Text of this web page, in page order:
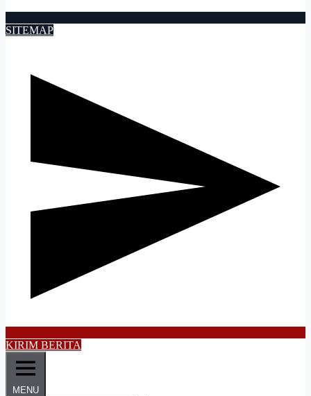
SITEMAP
KIRIM BERITA
MENU